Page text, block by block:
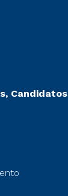
Candidatos